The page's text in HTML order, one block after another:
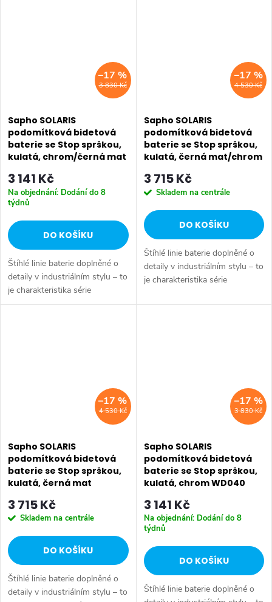
3 830 Kč
–17 %
Sapho SOLARIS
podomítková bidetová
baterie se Stop sprškou,
kulatá, chrom/černá mat
3 141 Kč
Na objednání: Dodání do 8
týdnů
DO KOŠÍKU
Štíhlé linie baterie doplněné o
detaily v industriálním stylu – to
je charakteristika série
SOLARIS. Vysoce leštěný
4 530 Kč
–17 %
Sapho SOLARIS
podomítková bidetová
baterie se Stop sprškou,
kulatá, černá mat/chrom
3 715 Kč
Skladem na centrále
DO KOŠÍKU
Štíhlé linie baterie doplněné o
detaily v industriálním stylu – to
je charakteristika série
chromový povrch a
4 530 Kč
–17 %
Sapho SOLARIS
podomítková bidetová
baterie se Stop sprškou,
kulatá, černá mat
3 715 Kč
Skladem na centrále
DO KOŠÍKU
Štíhlé linie baterie doplněné o
detaily v industriálním stylu – to
3 830 Kč
–17 %
Sapho SOLARIS
podomítková bidetová
baterie se Stop sprškou,
kulatá, chrom WD040
3 141 Kč
Na objednání: Dodání do 8
týdnů
DO KOŠÍKU
Štíhlé linie baterie doplněné o